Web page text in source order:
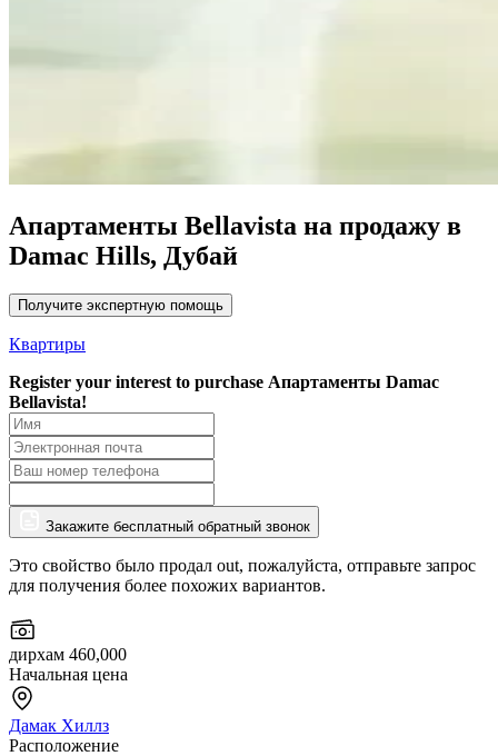
Апартаменты Bellavista на продажу в
Damac Hills, Дубай
Получите экспертную помощь
Квартиры
Register your interest to purchase Апартаменты Damac
Bellavista!
Закажите бесплатный обратный звонок
Это свойство было продал out, пожалуйста, отправьте запрос
для получения более похожих вариантов.
дирхам 460,000
Начальная цена
Дамак Хиллз
Расположение